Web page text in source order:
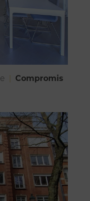
Compromis